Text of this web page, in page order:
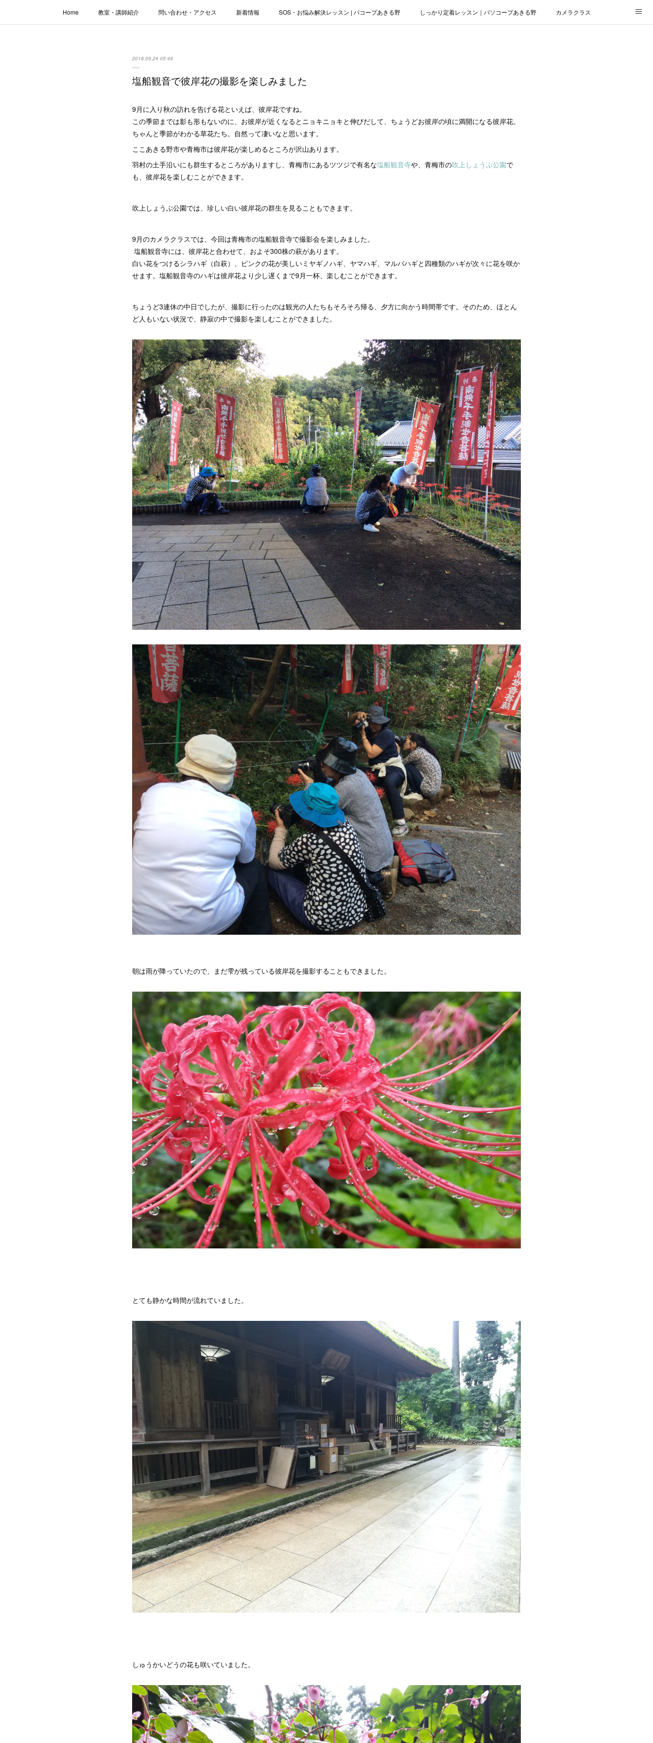
Home 教室・講師紹介 問い合わせ・アクセス 新着情報 SOS・お悩み解決レッスン | パコープあきる野 しっかり定着レッスン｜パソコープあきる野 カメラクラス
2018.09.24 05:49
塩船観音で彼岸花の撮影を楽しみました
9月に入り秋の訪れを告げる花といえば、彼岸花ですね。
この季節までは影も形もないのに、お彼岸が近くなるとニョキニョキと伸びだして、ちょうどお彼岸の頃に満開になる彼岸花。
ちゃんと季節がわかる草花たち。自然って凄いなと思います。
ここあきる野市や青梅市は彼岸花が楽しめるところが沢山あります。
羽村の土手沿いにも群生するところがありますし、青梅市にあるツツジで有名な塩船観音寺や、青梅市の吹上しょうぶ公園で
も、彼岸花を楽しむことができます。
吹上しょうぶ公園では、珍しい白い彼岸花の群生を見ることもできます。
9月のカメラクラスでは、今回は青梅市の塩船観音寺で撮影会を楽しみました。
塩船観音寺には、彼岸花と合わせて、およそ300株の萩があります。
白い花をつけるシラハギ（白萩）、ピンクの花が美しいミヤギノハギ、ヤマハギ、マルバハギと四種類のハギが次々に花を咲か
せます。塩船観音寺のハギは彼岸花より少し遅くまで9月一杯、楽しむことができます。
ちょうど3連休の中日でしたが、撮影に行ったのは観光の人たちもそろそろ帰る、夕方に向かう時間帯です。そのため、ほとん
ど人もいない状況で、静寂の中で撮影を楽しむことができました。
朝は雨が降っていたので、まだ雫が残っている彼岸花を撮影することもできました。
とても静かな時間が流れていました。
しゅうかいどうの花も咲いていました。